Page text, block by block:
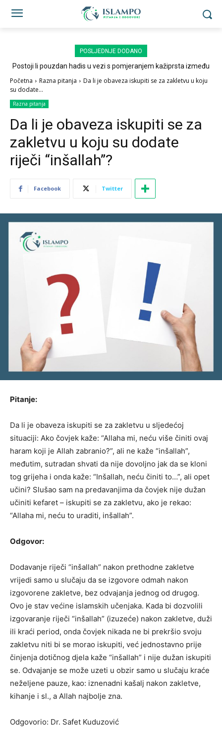
POSLJEDNJE DODANO
Postoji li pouzdan hadis u vezi s pomjeranjem kažiprsta između
Početna Razna pitanja
Da li je obaveza iskupiti se za zakletvu u koju
su dodate...
Razna pitanja
Da li je obaveza iskupiti se za
zakletvu u koju su dodate
riječi “inšallah”?
Facebook Twitter
Pitanje:
Da li je obaveza iskupiti se za zakletvu u sljedećoj
situaciji: Ako čovjek kaže: “Allaha mi, neću više činiti ovaj
haram koji je Allah zabranio?”, ali ne kaže “inšallah”,
međutim, sutradan shvati da nije dovoljno jak da se kloni
tog grijeha i onda kaže: “Inšallah, neću činiti to…”, ali opet
učini? Slušao sam na predavanjima da čovjek nije dužan
učiniti kefaret – iskupiti se za zakletvu, ako je rekao:
“Allaha mi, neću to uraditi, inšallah”.
Odgovor:
Dodavanje riječi “inšallah” nakon prethodne zakletve
vrijedi samo u slučaju da se izgovore odmah nakon
izgovorene zakletve, bez odvajanja jednog od drugog.
Ovo je stav većine islamskih učenjaka. Kada bi dozvolili
izgovaranje riječi “inšallah” (izuzeće) nakon zakletve, duži
ili kraći period, onda čovjek nikada ne bi prekršio svoju
zakletvu niti bi se morao iskupiti, već jednostavno prije
činjenja dotičnog djela kaže “inšallah” i nije dužan iskupiti
se. Odvajanje se može uzeti u obzir samo u slučaju kraće
neželjene pauze, kao: iznenadni kašalj nakon zakletve,
kihanje i sl., a Allah najbolje zna.
Odgovorio: Dr. Safet Kuduzović